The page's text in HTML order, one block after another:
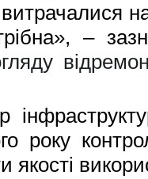
витрачалися
–
року
якості